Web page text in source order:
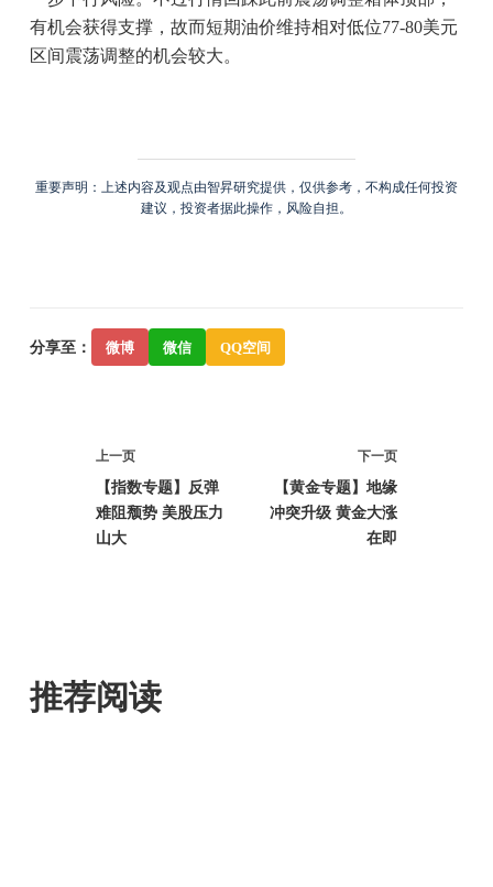
有机会获得支撑，故而短期油价维持相对低位77-80美元
区间震荡调整的机会较大。
重要声明：上述内容及观点由智昇研究提供，仅供参考，不构成任何投资
建议，投资者据此操作，风险自担。
分享至： 微博 微信 QQ空间
上一页
【指数专题】反弹
难阻颓势 美股压力
山大
下一页
【黄金专题】地缘
冲突升级 黄金大涨
在即
推荐阅读